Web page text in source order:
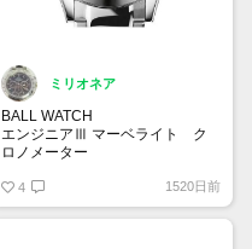
ミリオネア
BALL WATCH
エンジニアⅢ マーベライト ク
ロノメーター
6月新作。次世代スタンダードと
して登場したマーベライト。皆さ
4 1520日前